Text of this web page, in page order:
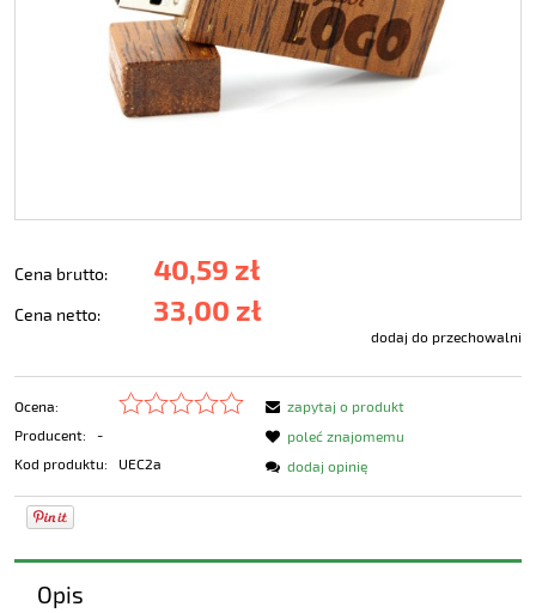
Cena brutto: 40,59 zł
Cena netto: 33,00 zł
dodaj do przechowalni
Ocena:
Producent:
-
Kod produktu:
UEC2a
zapytaj o produkt
poleć znajomemu
dodaj opinię
Opis